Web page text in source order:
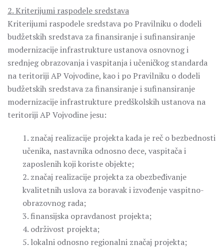
2. Kriterijumi raspodele sredstava
Kriterijumi raspodele sredstava po Pravilniku o dodeli
budžetskih sredstava za finansiranje i sufinansiranje
modernizacije infrastrukture ustanova osnovnog i
srednjeg obrazovanja i vaspitanja i učeničkog standarda
na teritoriji AP Vojvodine, kao i po Pravilniku o dodeli
budžetskih sredstava za finansiranje i sufinansiranje
modernizacije infrastrukture predškolskih ustanova na
teritoriji AP Vojvodine jesu:
1. značaj realizacije projekta kada je reč o bezbednosti
učenika, nastavnika odnosno dece, vaspitača i
zaposlenih koji koriste objekte;
2. značaj realizacije projekta za obezbeđivanje
kvalitetnih uslova za boravak i izvođenje vaspitno-
obrazovnog rada;
3. finansijska opravdanost projekta;
4. održivost projekta;
5. lokalni odnosno regionalni značaj projekta;